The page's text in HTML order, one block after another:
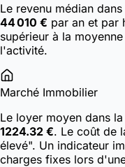
Le revenu médian
44 010 € par an et par
supérieur à la
l'activité.
Marché Immobilier
Le loyer moyen dans
1224.32 €. Le coût de
élevé". Un indicateur
charges fixes lors